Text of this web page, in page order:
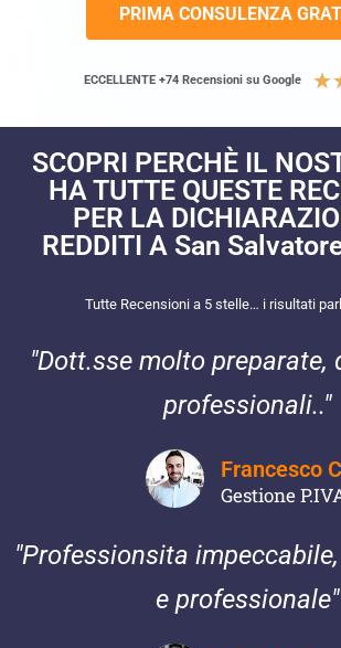
PRIMA CONSULENZA
ECCELLENTE +74 Recensioni su Google ★
SCOPRI PERCHÈ IL
HA TUTTE QUESTE
PER LA
REDDITI A San
Tutte Recensioni a 5 stelle… i risultati
"Dott.sse molto preparate,
professionali.."
Francesco
Gestione
"Professionsita
e professionale"